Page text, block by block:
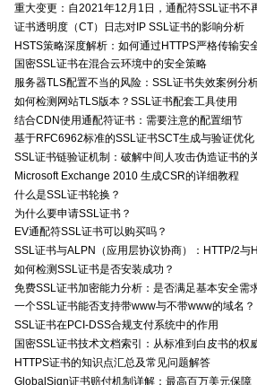
重大变更：自2021年12月1日，通配符SSL证书不
证书透明度（CT）日志对IP SSL证书的影响分析
HSTS策略深度解析：如何通过HTTPS严格传输安
国密SSL证书在混合云环境中的安全策略
服务器TLS配置不当的风险：SSL证书失效案例分
如何检测网站TLS版本？SSL证书配套工具使用
结合CDN使用通配符证书：需要注意的配置细节
基于RFC6962标准的SSL证书SCT生成与验证优化
SSL证书链验证机制：破解中间人攻击伪造证书的
Microsoft Exchange 2010 生成CSR的详细教程
什么是SSL证书轮换？
为什么要申请SSL证书？
EV通配符SSL证书可以购买吗？
SSL证书与ALPN（应用层协议协商）：HTTP/2与
如何检测SSL证书是否安装成功？
免费SSL证书加密能力分析：是否满足基本安全需
一个SSL证书能否支持带www与不带www的域名？
SSL证书在PCI-DSS合规支付系统中的作用
国密SSL证书技术文档索引：从标准到白皮书的权
HTTPS证书的知识点汇总及常见问题解答
GlobalSign证书赔付机制详解：最高百万美元保障